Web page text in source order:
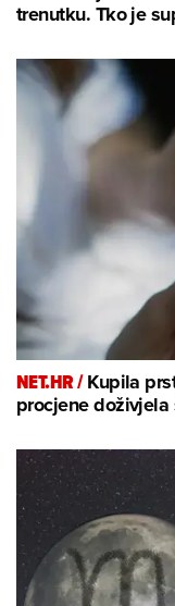
trenutku. Tko je
NET.HR /Kupila
procjene doživjela